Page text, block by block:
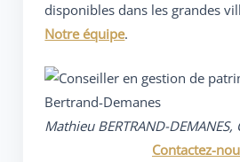
disponibles dans les grandes
Notre équipe.
Mathieu BERTRAND-DEMANES,
Contactez-